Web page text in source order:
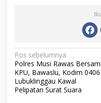
N
a
v
Pos sebelumnya
Polres Musi Rawas
KPU, Bawaslu, Kodim 0406
Lubuklinggau Kawal
Pelipatan Surat Suara